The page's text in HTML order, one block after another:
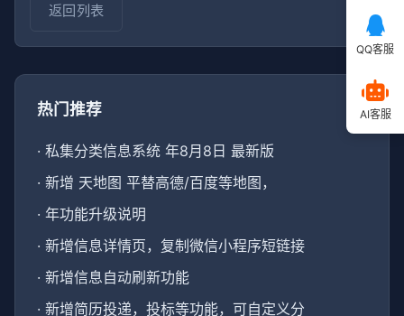
返回列表
热门推荐
· 私集分类信息系统 年8月8日 最新版
· 新增 天地图 平替高德/百度等地图，
· 年功能升级说明
· 新增信息详情页，复制微信小程序短链接
· 新增信息自动刷新功能
· 新增简历投递，投标等功能，可自定义分
QQ客服
AI客服